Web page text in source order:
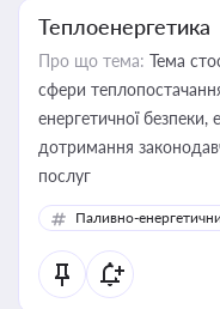
Теплоенергетика
Про що тема: Тема
сфери
енергетичної безпеки,
дотримання
послуг
Паливно-